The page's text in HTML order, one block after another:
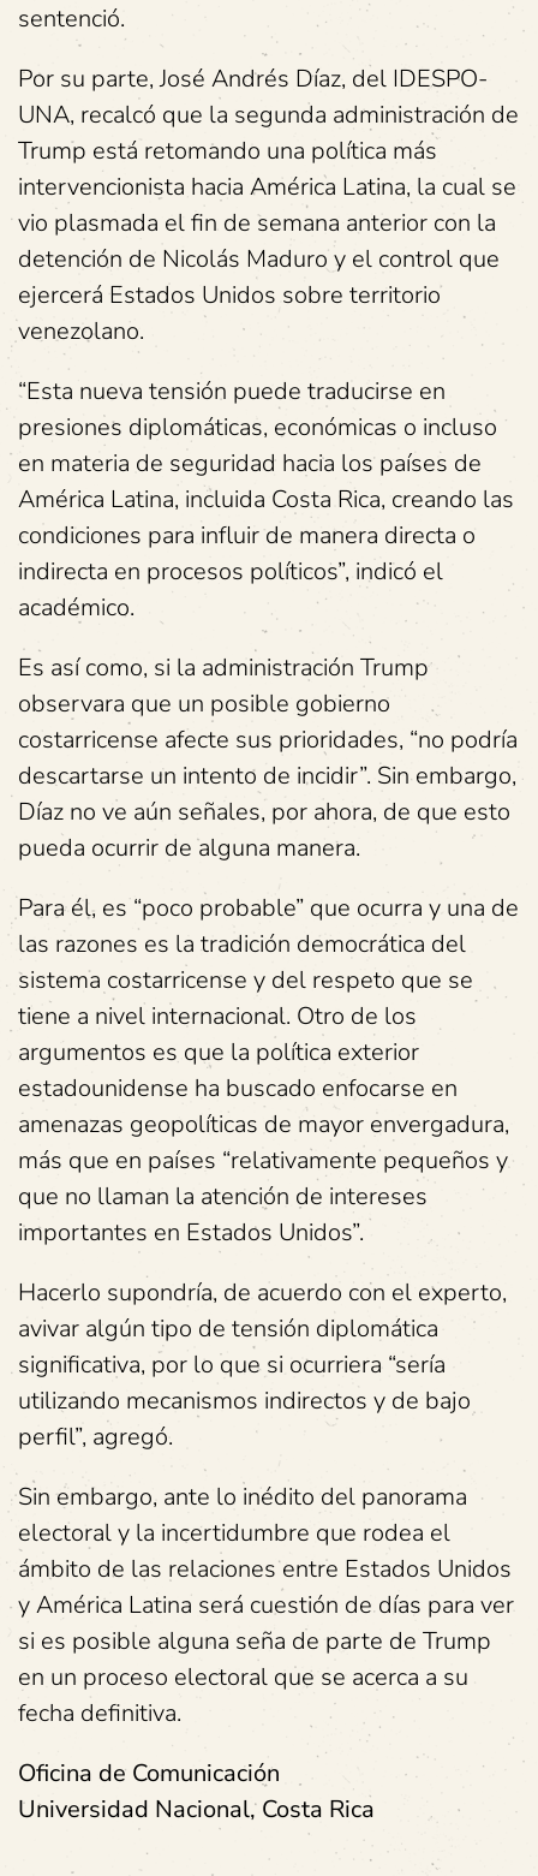
sentenció.
Por su parte, José Andrés Díaz, del IDESPO-
UNA, recalcó que la segunda administración de
Trump está retomando una política más
intervencionista hacia América Latina, la cual se
vio plasmada el fin de semana anterior con la
detención de Nicolás Maduro y el control que
ejercerá Estados Unidos sobre territorio
venezolano.
“Esta nueva tensión puede traducirse en
presiones diplomáticas, económicas o incluso
en materia de seguridad hacia los países de
América Latina, incluida Costa Rica, creando las
condiciones para influir de manera directa o
indirecta en procesos políticos”, indicó el
académico.
Es así como, si la administración Trump
observara que un posible gobierno
costarricense afecte sus prioridades, “no podría
descartarse un intento de incidir”. Sin embargo,
Díaz no ve aún señales, por ahora, de que esto
pueda ocurrir de alguna manera.
Para él, es “poco probable” que ocurra y una de
las razones es la tradición democrática del
sistema costarricense y del respeto que se
tiene a nivel internacional. Otro de los
argumentos es que la política exterior
estadounidense ha buscado enfocarse en
amenazas geopolíticas de mayor envergadura,
más que en países “relativamente pequeños y
que no llaman la atención de intereses
importantes en Estados Unidos”.
Hacerlo supondría, de acuerdo con el experto,
avivar algún tipo de tensión diplomática
significativa, por lo que si ocurriera “sería
utilizando mecanismos indirectos y de bajo
perfil”, agregó.
Sin embargo, ante lo inédito del panorama
electoral y la incertidumbre que rodea el
ámbito de las relaciones entre Estados Unidos
y América Latina será cuestión de días para ver
si es posible alguna seña de parte de Trump
en un proceso electoral que se acerca a su
fecha definitiva.
Oficina de Comunicación
Universidad Nacional, Costa Rica